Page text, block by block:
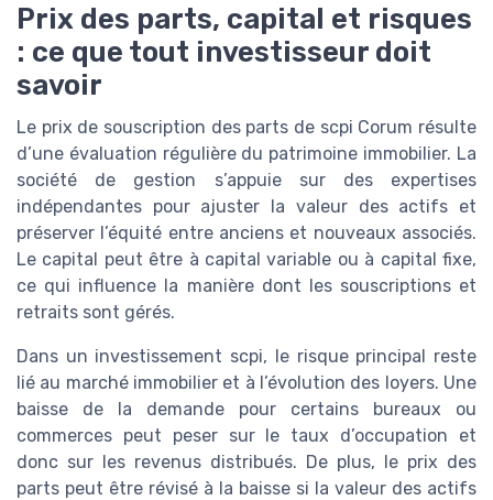
Prix des parts, capital et risques
: ce que tout investisseur doit
savoir
Le prix de souscription des parts de scpi Corum résulte
d’une évaluation régulière du patrimoine immobilier. La
société de gestion s’appuie sur des expertises
indépendantes pour ajuster la valeur des actifs et
préserver l’équité entre anciens et nouveaux associés.
Le capital peut être à capital variable ou à capital fixe,
ce qui influence la manière dont les souscriptions et
retraits sont gérés.
Dans un investissement scpi, le risque principal reste
lié au marché immobilier et à l’évolution des loyers. Une
baisse de la demande pour certains bureaux ou
commerces peut peser sur le taux d’occupation et
donc sur les revenus distribués. De plus, le prix des
parts peut être révisé à la baisse si la valeur des actifs